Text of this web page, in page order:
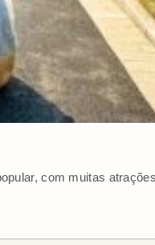
com muitas